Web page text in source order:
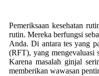
Pemeriksaan kesehatan
rutin. Mereka berfungsi
Anda. Di antara tes yang
(RFT), yang mengevaluasi
Karena masalah ginjal
memberikan wawasan